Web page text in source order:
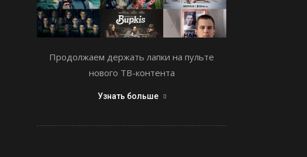
Продолжаем держать лапки на пульте
нового ТВ-контента
Узнать больше